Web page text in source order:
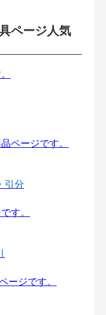
ページ人気
引分